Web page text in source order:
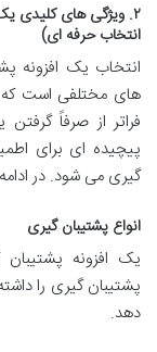
۲. ویژگی های کلیدی
انتخاب حرفه ای)
انتخاب یک افزونه
های مختلفی است که
فراتر از صرفاً
پیچیده ای برای
گیری می شود. در
انواع پشتیبان گیری
یک افزونه پشتیبان
پشتیبان گیری را
دهد.